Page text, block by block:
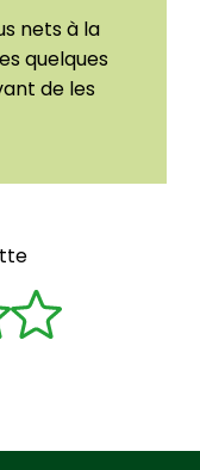
nets à la
quelques
de les